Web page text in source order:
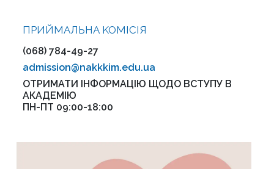
ПРИЙМАЛЬНА KOMІСІЯ
(068) 784-49-27
admission@nakkkim.edu.ua
ОТРИМАТИ ІНФОРМАЦІЮ ЩОДО ВСТУПУ В
АКАДЕМІЮ
ПН-ПТ 09:00-18:00